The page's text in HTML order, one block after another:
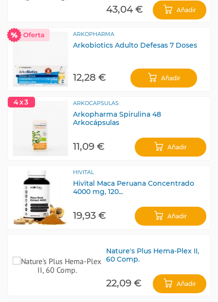
43,04 € Añadir
ARKOPHARMA
Arkobiotics Adulto Defesas 7 Doses
12,28 € Añadir
4x3 ARKOCAPSULAS
Arkopharma Spirulina 48
Arkocápsulas
11,09 € Añadir
HIVITAL
Hivital Maca Peruana Concentrado
4000 mg, 120...
19,93 € Añadir
Nature's Plus Hema-Plex II,
60 Comp.
22,09 € Añadir